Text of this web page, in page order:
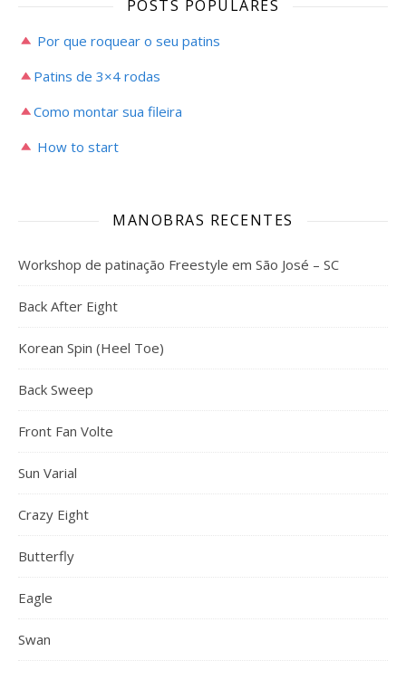
POSTS POPULARES
Por que roquear o seu patins
Patins de 3×4 rodas
Como montar sua fileira
How to start
MANOBRAS RECENTES
Workshop de patinação Freestyle em São José – SC
Back After Eight
Korean Spin (Heel Toe)
Back Sweep
Front Fan Volte
Sun Varial
Crazy Eight
Butterfly
Eagle
Swan